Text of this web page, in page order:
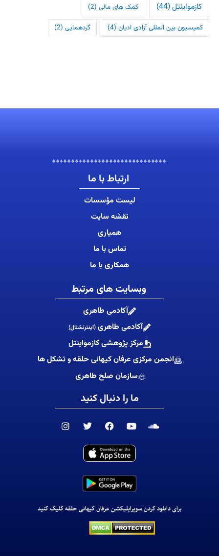
کازمواینتل(44) کمک های مالی(2)
کمیسیون بین المللی آزادی ادیان (4) گردهمایی(2)
ارتباط با ما
لیست مؤسسات
نقشه سایت
همیاری
تماس با ما
همکاری با ما
وبسایت های مرتبط
آکادمی طاهری
آکادمی طاهری (اینترنشنال)
مرکز پژوهشی کازمواینتل
انجمن مرکزی عرفان کیهانی حلقه و تشکل ها
سازمان صلح طاهری
ما را دنبال کنید
S
d
Y
u
t
u
e
F
c
e
b
o
k
T
i
t
r
I
برای دانلود کردن سوپراپلیکشن عرفان کیهانی حلقه کلیک کنید